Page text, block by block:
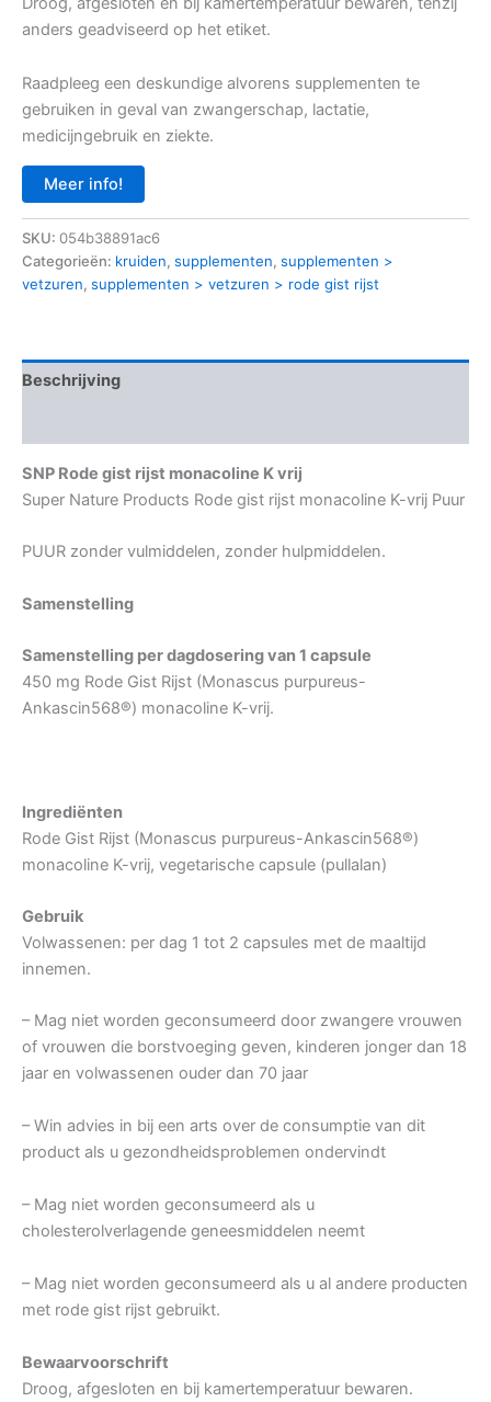
anders geadviseerd op het etiket.
Raadpleeg een deskundige alvorens supplementen te
gebruiken in geval van zwangerschap, lactatie,
medicijngebruik en ziekte.
Meer info!
SKU: 054b38891ac6
Categorieën: kruiden, supplementen, supplementen >
vetzuren, supplementen > vetzuren > rode gist rijst
Beschrijving
SNP Rode gist rijst monacoline K vrij
Super Nature Products Rode gist rijst monacoline K-vrij Puur
PUUR zonder vulmiddelen, zonder hulpmiddelen.
Samenstelling
Samenstelling per dagdosering van 1 capsule
450 mg Rode Gist Rijst (Monascus purpureus-
Ankascin568®) monacoline K-vrij.
Ingrediënten
Rode Gist Rijst (Monascus purpureus-Ankascin568®)
monacoline K-vrij, vegetarische capsule (pullalan)
Gebruik
Volwassenen: per dag 1 tot 2 capsules met de maaltijd
innemen.
– Mag niet worden geconsumeerd door zwangere vrouwen
of vrouwen die borstvoeging geven, kinderen jonger dan 18
jaar en volwassenen ouder dan 70 jaar
– Win advies in bij een arts over de consumptie van dit
product als u gezondheidsproblemen ondervindt
– Mag niet worden geconsumeerd als u
cholesterolverlagende geneesmiddelen neemt
– Mag niet worden geconsumeerd als u al andere producten
met rode gist rijst gebruikt.
Bewaarvoorschrift
Droog, afgesloten en bij kamertemperatuur bewaren.